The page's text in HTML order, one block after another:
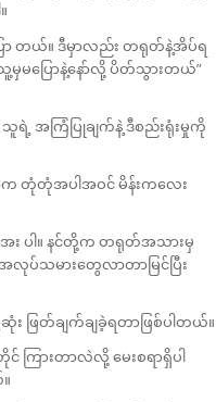
ာ တယ်။ ဒီမှာလည်း တရုတ်နဲ့အိပ်ရ
မပြောနဲ့နော်လို့ ပိတ်သွားတယ်”
အကြံပြုချက်နဲ့ ဒီစည်းရုံးမှုကို
က တုံတုံအပါအဝင် မိန်းကလေး
း ပါ။ နင်တို့က တရုတ်အသားမှ
သမားတွေလာတာမြင်ပြီး
တ်ချက်ချခဲ့ရတာဖြစ်ပါတယ်။
ကြားတာလဲလို့ မေးစရာရှိပါ